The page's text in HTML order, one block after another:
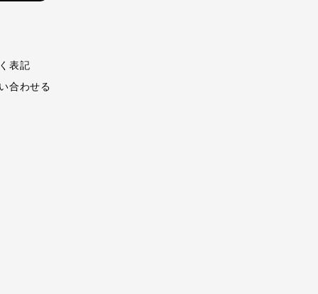
表記
合わせる